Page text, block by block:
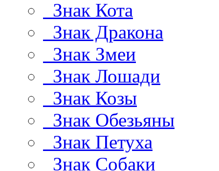
Знак Кота
Знак Дракона
Знак Змеи
Знак Лошади
Знак Козы
Знак Обезьяны
Знак Петуха
Знак Собаки